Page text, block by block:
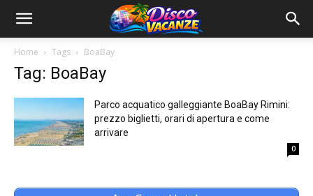
Home Tags BoaBay
Tag: BoaBay
Parco acquatico galleggiante BoaBay Rimini:
prezzo biglietti, orari di apertura e come
arrivare
0